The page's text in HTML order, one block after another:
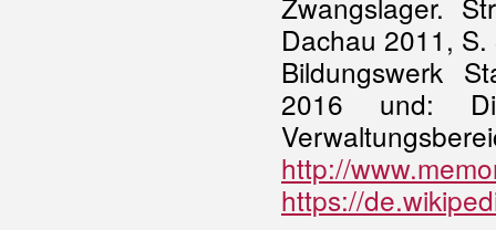
Dachau 2011, S.
Bildungswerk
2016 und:
http://
https://